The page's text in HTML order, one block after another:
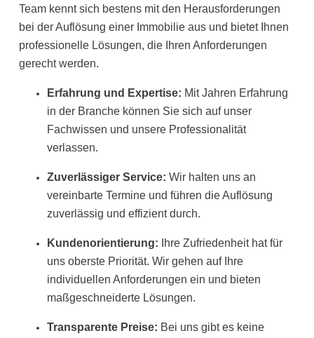
Team kennt sich bestens mit den Herausforderungen
bei der Auflösung einer Immobilie aus und bietet Ihnen
professionelle Lösungen, die Ihren Anforderungen
gerecht werden.
Erfahrung und Expertise: Mit Jahren Erfahrung
in der Branche können Sie sich auf unser
Fachwissen und unsere Professionalität
verlassen.
Zuverlässiger Service: Wir halten uns an
vereinbarte Termine und führen die Auflösung
zuverlässig und effizient durch.
Kundenorientierung: Ihre Zufriedenheit hat für
uns oberste Priorität. Wir gehen auf Ihre
individuellen Anforderungen ein und bieten
maßgeschneiderte Lösungen.
Transparente Preise: Bei uns gibt es keine